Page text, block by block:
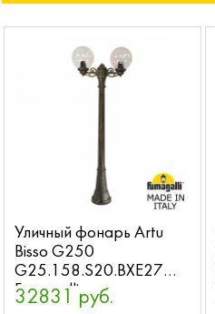
Уличный фонарь Artu
Bisso G250
G25.158.S20.BXE27
Fumagalli
32831 руб.